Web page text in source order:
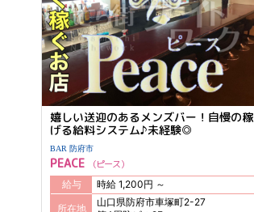
嬉しい送迎のあるメンズバー！自慢の稼
げる給料システム♪未経験◎
BAR 防府市
PEACE ピース
給与 時給 1,200円 ～
所在地
山口県防府市車塚町2-27